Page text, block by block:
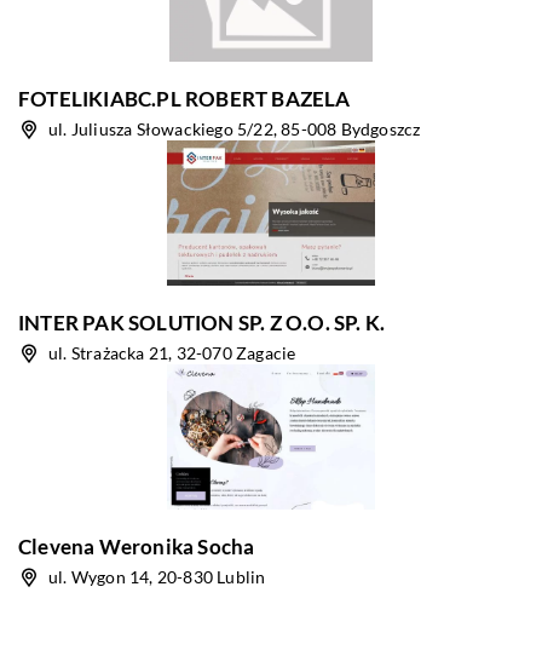
FOTELIKIABC.PL ROBERT BAZELA
ul. Juliusza Słowackiego 5/22, 85-008 Bydgoszcz
INTER PAK SOLUTION SP. Z O.O. SP. K.
ul. Strażacka 21, 32-070 Zagacie
Clevena Weronika Socha
ul. Wygon 14, 20-830 Lublin